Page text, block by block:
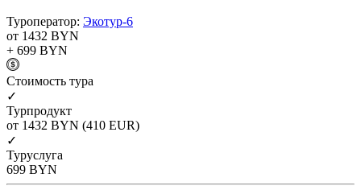
Туроператор: Экотур-6
от 1432 BYN
+ 699 BYN
Cтоимость тура
✓
Турпродукт
от 1432 BYN (410 EUR)
✓
Туруслуга
699 BYN